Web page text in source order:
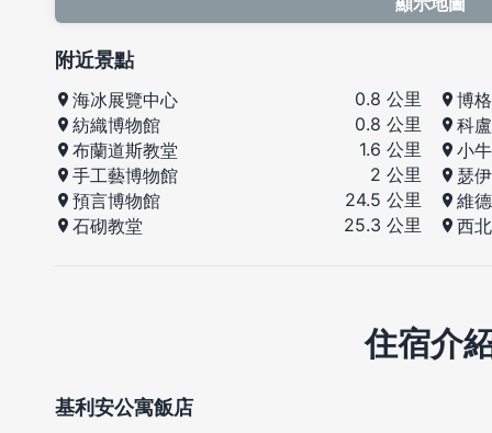
附近景點
海冰展覽中心
0.8 公里
紡織博物館
0.8 公里
布蘭道斯教堂
1.6 公里
手工藝博物館
2 公里
預言博物館
24.5 公里
石砌教堂
25.3 公里
博
科
小
瑟
維
西
住宿介
基利安公寓飯店